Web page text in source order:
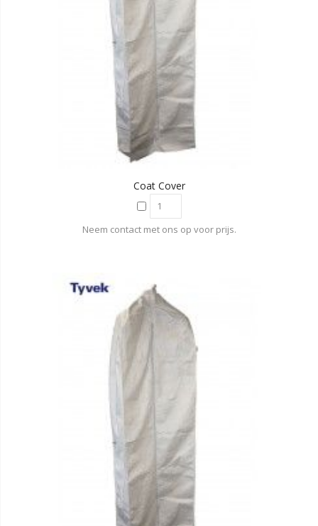
Coat Cover
Neem contact met ons op voor prijs.